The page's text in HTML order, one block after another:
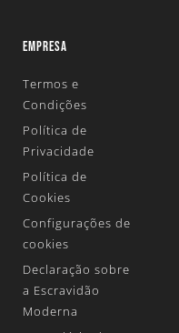
EMPRESA
Termos e
Condições
Política de
Privacidade
Política de
Cookies
Configurações de
cookies
Declaração sobre
a Escravidão
Moderna